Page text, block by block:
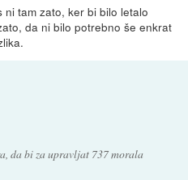
ni tam zato, ker bi bilo letalo
da ni bilo potrebno še enkrat
da bi za upravljat 737 morala